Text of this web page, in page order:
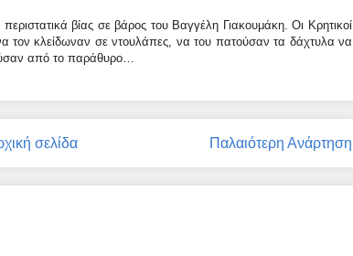
βίας σε βάρος του Βαγγέλη Γιακουμάκη. Οι Κρητικοί
τον κλείδωναν σε ντουλάπες, να του πατούσαν τα δάχτυλα να
από το παράθυρο…
Παλαιότερη Ανάρτηση
σελίδα